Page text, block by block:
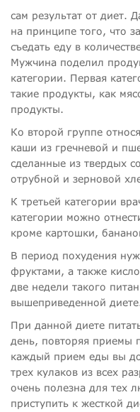
сам результат от диет.
на принципе того, что
съедать еду в
Мужчина поделил
категории. Первая
такие продукты, как
продукты.
Ко второй группе
каши из гречневой и
сделанные из твердых
отрубной и зерновой
К третьей категории
категории можно
кроме картошки,
В период похудения
фруктами, а также
две недели такого
вышеприведенной
При данной диете
день, повторяя приемы
каждый прием еды вы
трех кулаков из всех
очень полезна для тех
приступить к жесткой